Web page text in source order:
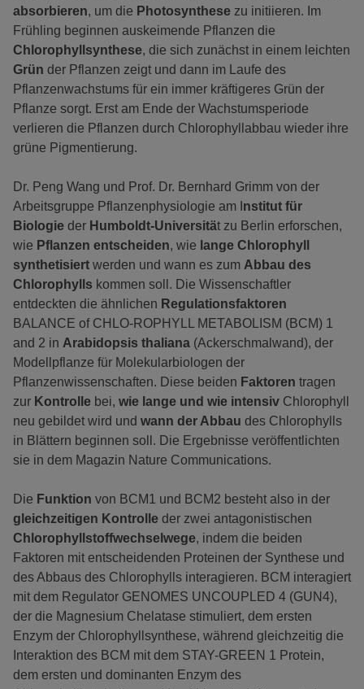
absorbieren, um die Photosynthese zu initiieren. Im
Frühling beginnen auskeimende Pflanzen die
Chlorophyllsynthese, die sich zunächst in einem leichten
Grün der Pflanzen zeigt und dann im Laufe des
Pflanzenwachstums für ein immer kräftigeres Grün der
Pflanze sorgt. Erst am Ende der Wachstumsperiode
verlieren die Pflanzen durch Chlorophyllabbau wieder ihre
grüne Pigmentierung.
Dr. Peng Wang und Prof. Dr. Bernhard Grimm von der
Arbeitsgruppe Pflanzenphysiologie am I nstitut für
Biologie der Humboldt-Universität zu Berlin erforschen,
wie Pflanzen entscheiden, wie lange Chlorophyll
synthetisiert werden und wann es zum Abbau des
Chlorophylls kommen soll. Die Wissenschaftler
entdeckten die ähnlichen Regulationsfaktoren
BALANCE of CHLO-ROPHYLL METABOLISM (BCM) 1
and 2 in Arabidopsis thaliana (Ackerschmalwand), der
Modellpflanze für Molekularbiologen der
Pflanzenwissenschaften. Diese beiden Faktoren tragen
zur Kontrolle bei, wie lange und wie intensiv Chlorophyll
neu gebildet wird und wann der Abbau des Chlorophylls
in Blättern beginnen soll. Die Ergebnisse veröffentlichten
sie in dem Magazin Nature Communications.
Die Funktion von BCM1 und BCM2 besteht also in der
gleichzeitigen Kontrolle der zwei antagonistischen
Chlorophyllstoffwechselwege, indem die beiden
Faktoren mit entscheidenden Proteinen der Synthese und
des Abbaus des Chlorophylls interagieren. BCM interagiert
mit dem Regulator GENOMES UNCOUPLED 4 (GUN4),
der die Magnesium Chelatase stimuliert, dem ersten
Enzym der Chlorophyllsynthese, während gleichzeitig die
Interaktion des BCM mit dem STAY-GREEN 1 Protein,
dem ersten und dominanten Enzym des